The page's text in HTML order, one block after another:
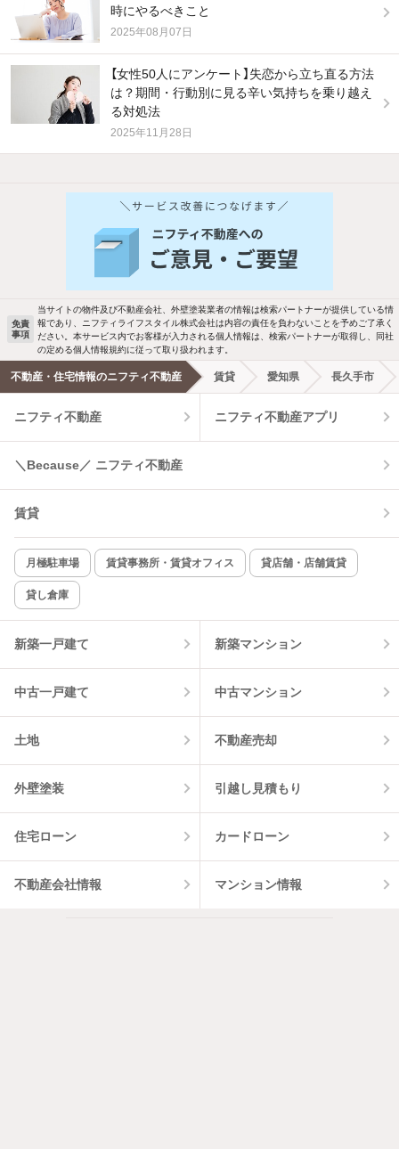
時にやるべきこと
2025年08月07日
【女性50人にアンケート】失恋から立ち直る方法
は？期間・行動別に見る辛い気持ちを乗り越え
る対処法
2025年11月28日
他の人はこんな条件で絞り込んでいます！
バス・トイレ別 2階以上
駐車場あり ペット相談
洗濯機置場あり 独立洗面台
エアコンあり 都市ガス
温水洗浄便座 オートロック
コンロ2口以上
新着のみ インターネット無料
該当件数:
4
免責
事項
当サイトの物件及び不動産会社、外壁塗装業者の情報は検索パートナーが提供している情
報であり、ニフティライフスタイル株式会社は内容の責任を負わないことを予めご了承く
ださい。本サービス内でお客様が入力される個人情報は、検索パートナーが取得し、同社
の定める個人情報規約に従って取り扱われます。
不動産・住宅情報のニフティ不動産 賃貸 愛知県 長久手市
ニフティ不動産 ニフティ不動産アプリ
＼Because／ ニフティ不動産
賃貸
月極駐車場 賃貸事務所・賃貸オフィス 貸店舗・店舗賃貸
貸し倉庫
新築一戸建て 新築マンション
中古一戸建て 中古マンション
土地 不動産売却
外壁塗装 引越し見積もり
住宅ローン カードローン
不動産会社情報 マンション情報